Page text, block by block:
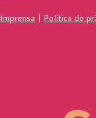
Imprensa | Política de